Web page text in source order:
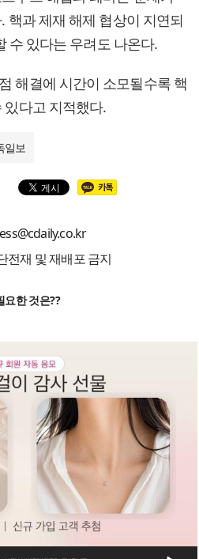
핵과 제재 해제 협상이 지연되
수 있다는 우려도 나온다.
해결에 시간이 소모될수록 핵
다고 지적했다.
일보
재 및 재배포 금지
한 것은??